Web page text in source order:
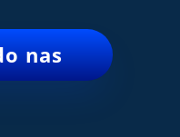
nas